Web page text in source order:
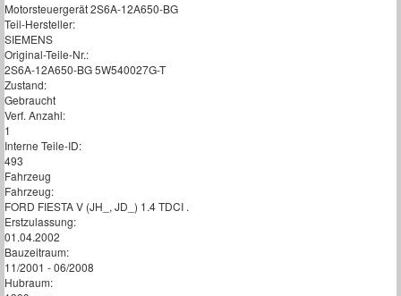
Motorsteuergerät 2S6A-12A650-BG
Teil-Hersteller:
SIEMENS
Original-Teile-Nr.:
2S6A-12A650-BG 5W540027G-T
Zustand:
Gebraucht
Verf. Anzahl:
1
Interne Teile-ID:
493
Fahrzeug
Fahrzeug:
FORD FIESTA V (JH_, JD_) 1.4 TDCI .
Erstzulassung:
01.04.2002
Bauzeitraum:
11/2001 - 06/2008
Hubraum: